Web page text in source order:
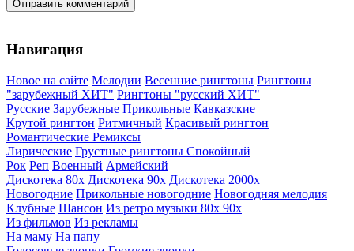
Отправить комментарий
Навигация
Новое на сайте Мелодии Весенние рингтоны Рингтоны
"зарубежный ХИТ" Рингтоны "русский ХИТ"
Русские Зарубежные Прикольные Кавказские
Крутой рингтон Ритмичный Красивый рингтон
Романтические Ремиксы
Лирические Грустные рингтоны Спокойный
Рок Реп Военный Армейский
Дискотека 80х Дискотека 90х Дискотека 2000х
Новогодние Прикольные новогодние Новогодняя мелодия
Клубные Шансон Из ретро музыки 80х 90х
Из фильмов Из рекламы
На маму На папу